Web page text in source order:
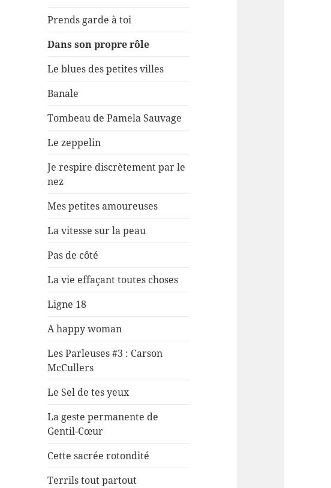
Prends garde à toi
Dans son propre rôle
Le blues des petites villes
Banale
Tombeau de Pamela Sauvage
Le zeppelin
Je respire discrètement par le
nez
Mes petites amoureuses
La vitesse sur la peau
Pas de côté
La vie effaçant toutes choses
Ligne 18
A happy woman
Les Parleuses #3 : Carson
McCullers
Le Sel de tes yeux
La geste permanente de
Gentil-Cœur
Cette sacrée rotondité
Terrils tout partout